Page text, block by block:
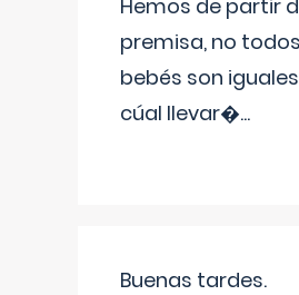
Hemos de partir
premisa, no
bebés son
cúal llevar�...
Buenas tardes.